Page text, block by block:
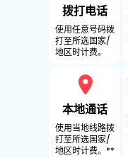
拨打电话
使用任意号码拨
打至所选国家/
地区时计费。
本地通话
使用当地线路拨
打至所选国家/
地区时计费。**